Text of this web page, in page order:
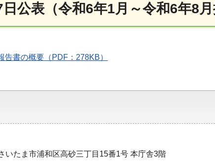
公表（令和6年1月～令和6年8月
告書の概要（PDF：278KB）
いたま市浦和区高砂三丁目15番1号 本庁舎3階